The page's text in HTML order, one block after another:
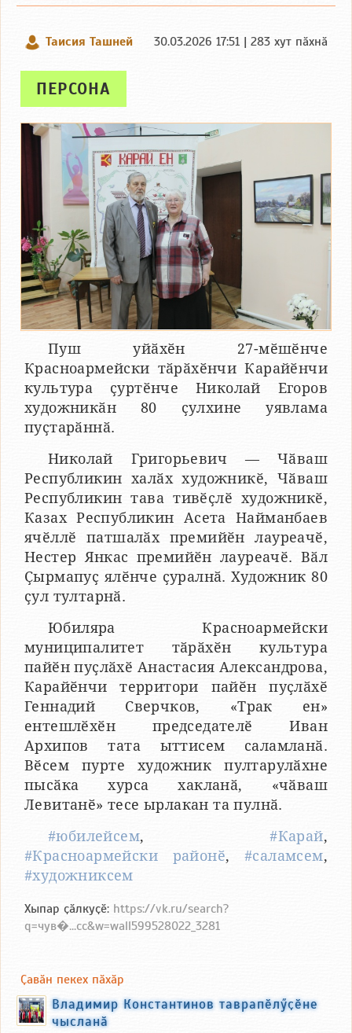
Таисия Ташней 30.03.2026 17:51 | 283 хут пӑхнӑ
ПЕРСОНА
Пуш уйӑхӗн 27-мӗшӗнче
Красноармейски тӑрӑхӗнчи Карайӗнчи
культура ҫуртӗнче Николай Егоров
художникӑн 80 ҫулхине уявлама
пуҫтарӑннӑ.
Николай Григорьевич — Чӑваш
Республикин халӑх художникӗ, Чӑваш
Республикин тава тивӗҫлӗ художникӗ,
Казах Республикин Асета Найманбаев
ячӗллӗ патшалӑх премийӗн лауреачӗ,
Нестер Янкас премийӗн лауреачӗ. Вӑл
Ҫырмапуҫ ялӗнче ҫуралнӑ. Художник 80
ҫул тултарнӑ.
Юбиляра Красноармейски
муниципалитет тӑрӑхӗн культура
пайӗн пуҫлӑхӗ Анастасия Александрова,
Карайӗнчи территори пайӗн пуҫлӑхӗ
Геннадий Сверчков, «Трак ен»
ентешлӗхӗн председателӗ Иван
Архипов тата ыттисем саламланӑ.
Вӗсем пурте художник пултарулӑхне
пысӑка хурса хакланӑ, «чӑваш
Левитанӗ» тесе ырлакан та пулнӑ.
#юбилейсем,#Карай,
#Красноармейски районӗ, #саламсем,
#художниксем
Хыпар ҫӑлкуҫӗ: https://vk.ru/search?
q=чув�...сс&w=wall599528022_3281
Ҫавӑн пекех пӑхӑр
Владимир Константинов таврапӗлӳҫӗне
чысланӑ